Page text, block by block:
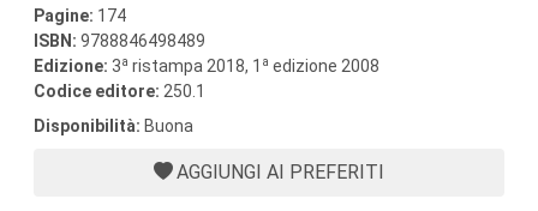
Pagine: 174
ISBN: 9788846498489
Edizione: 3a ristampa 2018, 1 a edizione 2008
Codice editore: 250.1
Disponibilità: Buona
AGGIUNGI AI PREFERITI